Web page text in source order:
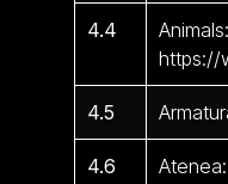
4.4
Animals:
https://
4.5
4.6